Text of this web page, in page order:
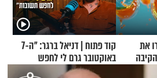
את
קוד פתוח | דניאל ברגר: "ה-7
באוקטובר גרם לי לחפש
תשובות"